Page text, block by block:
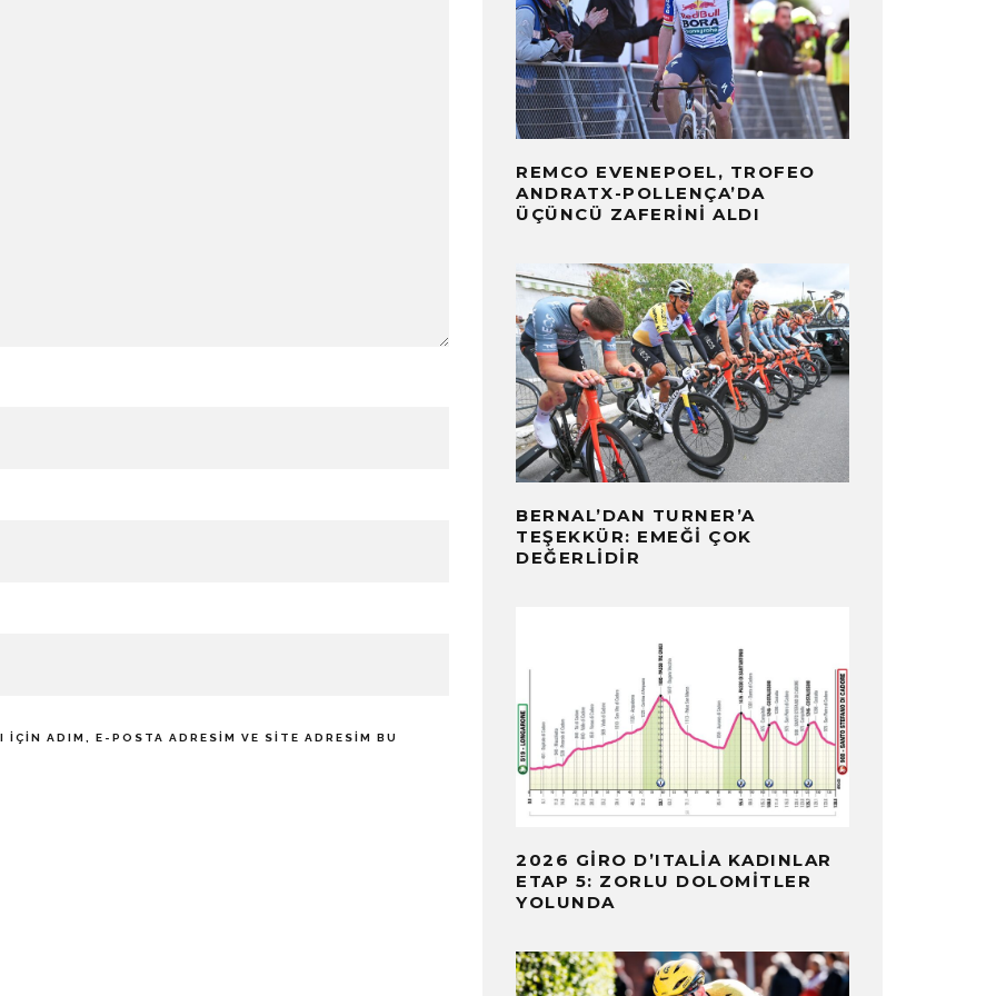
ADIM, E-POSTA ADRESIM VE SITE ADRESIM BU
REMCO EVENEPOEL, TROFEO
ANDRATX-POLLENÇA’DA
ÜÇÜNCÜ ZAFERINI ALDI
BERNAL’DAN TURNER’A
TEŞEKKÜR: EMEĞI ÇOK
DEĞERLIDIR
2026 GIRO D’ITALIA KADINLAR
ETAP 5: ZORLU DOLOMITLER
YOLUNDA